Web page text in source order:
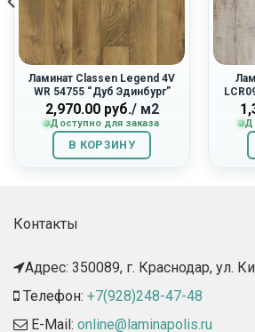
Ламинат Classen Legend 4V
WR 54755 “Дуб Эдинбург”
2,970.00руб./ м2
Доступно для заказа
В КОРЗИНУ
Контакты
Адрес: 350089, г. Краснодар, ул.
Телефон: +7(928)248-47-48
E-Mail: online@laminapolis.ru